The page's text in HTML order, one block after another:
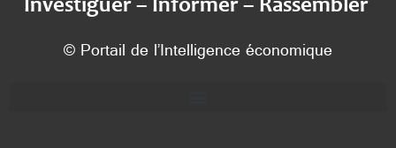
Investiguer – Informer – Rassembler
© Portail de l’Intelligence économique